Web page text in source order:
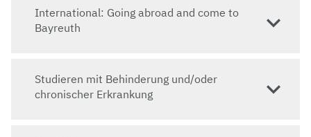
International: Going abroad and come to
Bayreuth
Studieren mit Behinderung und/oder
chronischer Erkrankung